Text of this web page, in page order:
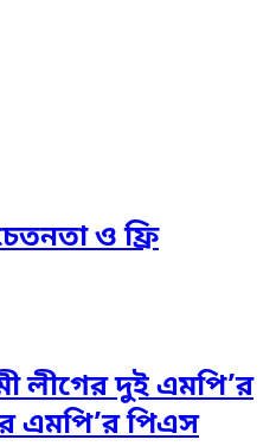
ও ফ্রি
দুই এমপি’র
এমপি’র পিএস